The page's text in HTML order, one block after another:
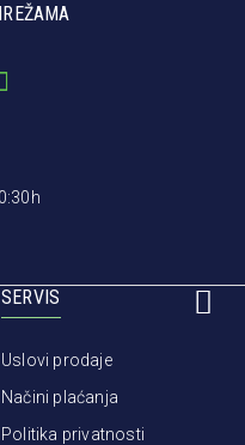
SERVIS
Uslovi prodaje
Načini plaćanja
Politika privatnosti